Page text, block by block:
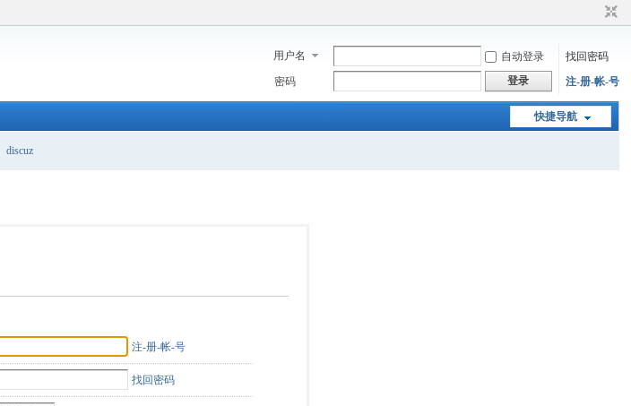
用户名 自动登录
找回密码
密码
登录 注-册-帐-号
快捷导航
discuz
注-册-帐-号
找回密码